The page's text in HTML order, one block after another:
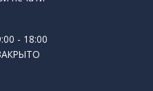
- 18:00